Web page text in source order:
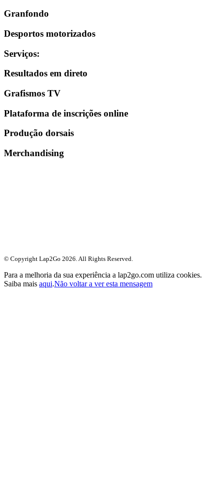
Granfondo
Desportos motorizados
Serviços:
Resultados em direto
Grafismos TV
Plataforma de inscrições online
Produção dorsais
Merchandising
© Copyright Lap2Go 2026 . All Rights Reserved.
Para a melhoria da sua experiência a lap2go.com utiliza cookies.
Saiba mais aqui.Não voltar a ver esta mensagem